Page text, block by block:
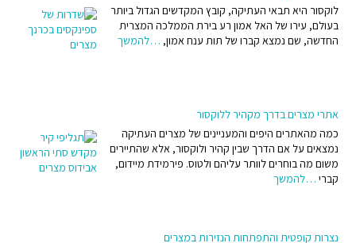
לוקסור היא תבאי העתיקה, קובץ המקדשים הגדול ביותר
בעולם, עירו של האל אמון רע בירת הממלכה המצרית
החדשה, שם נמצא קברו של תות ענח אמון,…להמשך
אתרי מצרים בדרך מקהיר ללוקסור
כמה מהאתרים היפים והמעניינים של מצרים העתיקה
נמצאים על אם הדרך שבין קהיר ולוקסור, אלא שהתיירים
משום מה בוחרים לוותר עליהם ולטוס. פירמידת מיידום,
קברי…להמשך
נצרות קופטית והתפתחות הנזירות במצרים